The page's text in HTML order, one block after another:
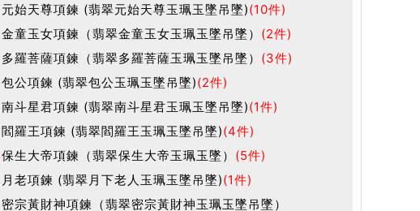
元始天尊項鍊 (翡翠元始天尊玉珮玉墜吊墜)(10件)
金童玉女項鍊（翡翠金童玉女玉珮玉墜吊墜） (2件)
多羅菩薩項鍊（翡翠多羅菩薩玉珮玉墜吊墜） (3件)
包公項鍊 (翡翠包公玉珮玉墜吊墜)(2件)
南斗星君項鍊 (翡翠南斗星君玉珮玉墜吊墜)(1件)
閻羅王項鍊 (翡翠閻羅王玉珮玉墜吊墜)(4件)
保生大帝項鍊（翡翠保生大帝玉珮玉墜） (5件)
月老項鍊 (翡翠月下老人玉珮玉墜吊墜)(1件)
密宗黃財神項鍊（翡翠密宗黃財神玉珮玉墜吊墜）